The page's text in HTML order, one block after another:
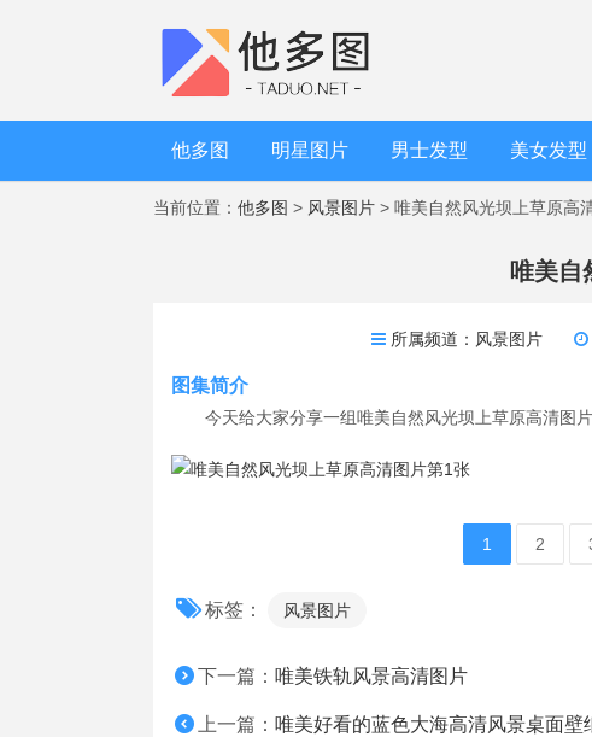
他多图 明星图片 男士发型 美女发型
当前位置： 他多图 > 风景图片 > 唯美自然风光坝上草原高
唯美自
所属频道： 风景图片
图集简介
今天给大家分享一组唯美自然风光坝上草原高清图
1 2
标签： 风景图片
下一篇： 唯美铁轨风景高清图片
上一篇： 唯美好看的蓝色大海高清风景桌面壁